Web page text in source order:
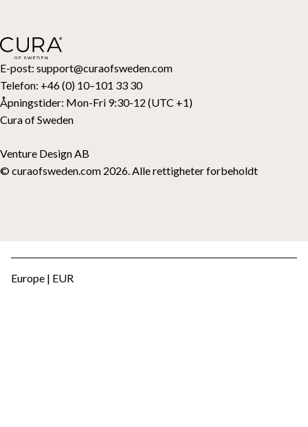
E-post: support@curaofsweden.com
Telefon: +46 (0) 10–101 33 30
Åpningstider: Mon-Fri 9:30-12 (UTC +1)
Cura of Sweden
Venture Design AB
© curaofsweden.com 2026. Alle rettigheter forbeholdt
Overmadrasser
Gavekort
Europe | EUR